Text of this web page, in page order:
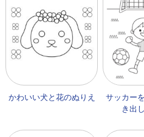
かわいい犬と花のぬりえ
サッカー
き出